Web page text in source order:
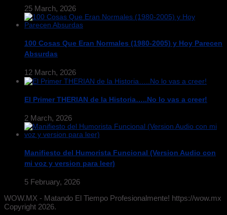
25 March, 2026
100 Cosas Que Eran Normales (1980-2005) y Hoy Parecen
Absurdas
12 March, 2026
El Primer THERIAN de la Historia…..No lo vas a creer!
2 March, 2026
Manifiesto del Humorista Funcional (Version Audio con
mi voz y version para leer)
5 February, 2026
WOW.MX - Matando El Tiempo Profesionalmente! https://wow.mx
Copyright 2026.